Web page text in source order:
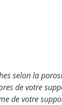
selon la
de votre
de votre